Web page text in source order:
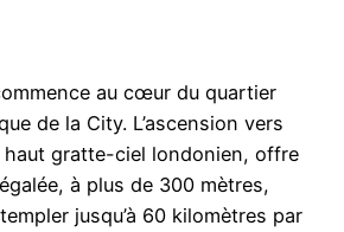
au cœur du quartier
de la City. L’ascension vers
haut gratte-ciel londonien, offre
à plus de 300 mètres,
jusqu’à 60 kilomètres par